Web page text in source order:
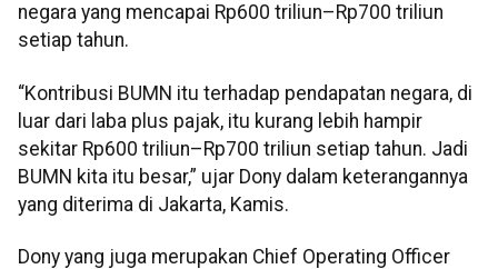
negara yang mencapai Rp600 triliun–Rp700 triliun
setiap tahun.
“Kontribusi BUMN itu terhadap pendapatan negara, di
luar dari laba plus pajak, itu kurang lebih hampir
sekitar Rp600 triliun–Rp700 triliun setiap tahun. Jadi
BUMN kita itu besar,” ujar Dony dalam keterangannya
yang diterima di Jakarta, Kamis.
Dony yang juga merupakan Chief Operating Officer